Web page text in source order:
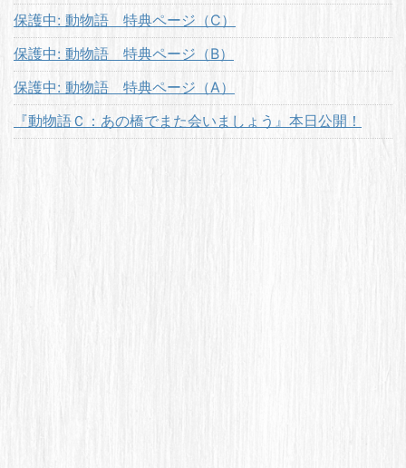
保護中: 動物語 特典ページ（C）
保護中: 動物語 特典ページ（B）
保護中: 動物語 特典ページ（A）
『動物語Ｃ：あの橋でまた会いましょう』本日公開！